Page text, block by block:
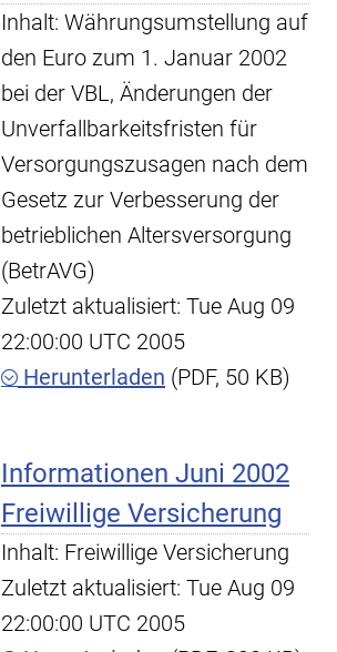
Inhalt: Währungsumstellung auf
den Euro zum 1. Januar 2002
bei der VBL, Änderungen der
Unverfallbarkeitsfristen für
Versorgungszusagen nach dem
Gesetz zur Verbesserung der
betrieblichen Altersversorgung
(BetrAVG)
Zuletzt aktualisiert: Tue Aug 09
22:00:00 UTC 2005
Herunterladen (PDF, 50 KB)
Informationen Juni 2002
Freiwillige Versicherung
Inhalt: Freiwillige Versicherung
Zuletzt aktualisiert: Tue Aug 09
22:00:00 UTC 2005